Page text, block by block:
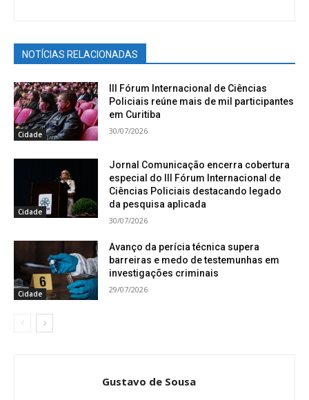
NOTÍCIAS RELACIONADAS
Cidade
III Fórum Internacional de Ciências
Policiais reúne mais de mil participantes
em Curitiba
30/07/2026
Cidade
Jornal Comunicação encerra cobertura
especial do III Fórum Internacional de
Ciências Policiais destacando legado
da pesquisa aplicada
30/07/2026
Cidade
Avanço da perícia técnica supera
barreiras e medo de testemunhas em
investigações criminais
29/07/2026
Gustavo de Sousa